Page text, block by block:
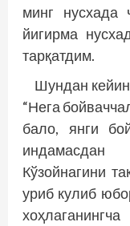
минг нусхада
йигирма
тарқатдим.
Шундан
“Нега
бало, янги
Кўзойнагини
уриб кулиб